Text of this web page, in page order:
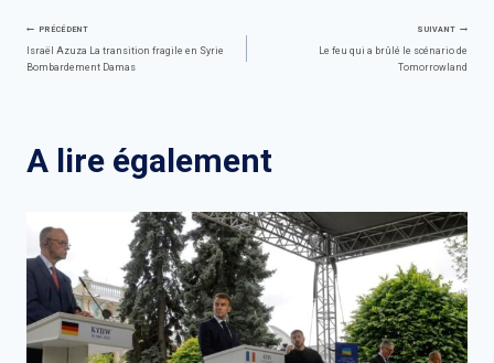
Navigation
PRÉCÉDENT
Israël Azuza La transition fragile en Syrie
Bombardement Damas
SUIVANT
Le feu qui a brûlé le scénario de
Tomorrowland
A lire également